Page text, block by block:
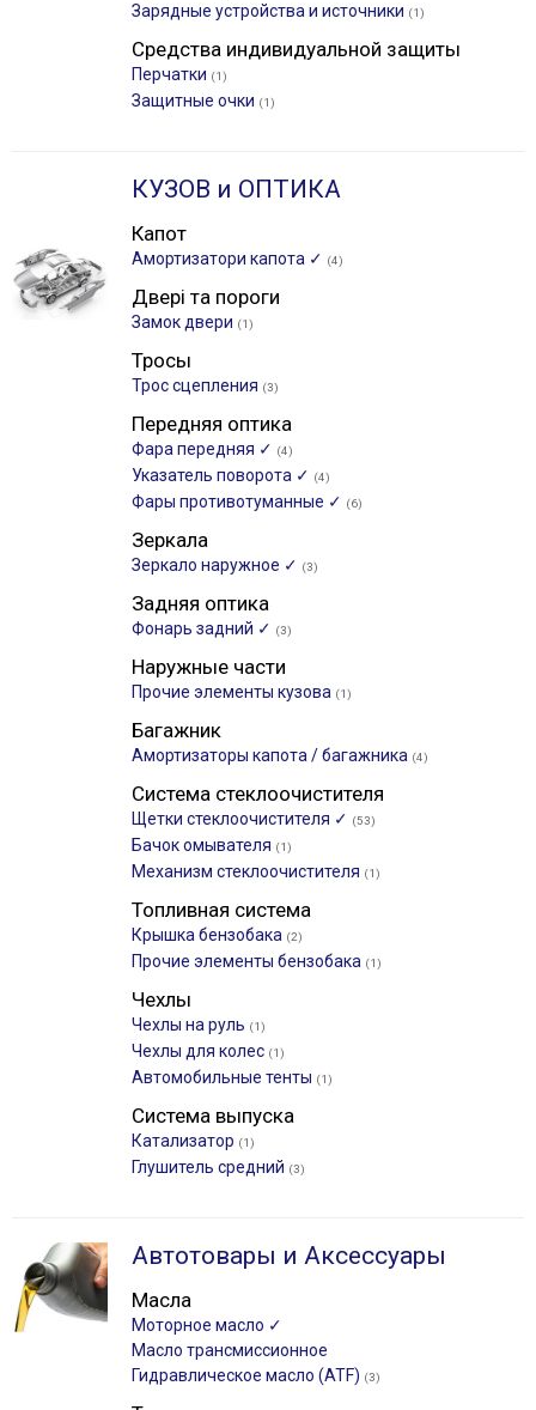
Зарядные устройства и источники (1)
Средства индивидуальной защиты
Перчатки (1)
Защитные очки (1)
КУЗОВ и ОПТИКА
Капот
Амортизатори капота ✓ (4)
Двері та пороги
Замок двери (1)
Тросы
Трос сцепления (3)
Передняя оптика
Фара передняя ✓ (4)
Указатель поворота ✓ (4)
Фары противотуманные ✓ (6)
Зеркала
Зеркало наружное ✓ (3)
Задняя оптика
Фонарь задний ✓ (3)
Наружные части
Прочие элементы кузова (1)
Багажник
Амортизаторы капота / багажника (4)
Система стеклоочистителя
Щетки стеклоочистителя ✓ (53)
Бачок омывателя (1)
Механизм стеклоочистителя (1)
Топливная система
Крышка бензобака (2)
Прочие элементы бензобака (1)
Чехлы
Чехлы на руль (1)
Чехлы для колес (1)
Автомобильные тенты (1)
Система выпуска
Катализатор (1)
Глушитель средний (3)
Автотовары и Аксессуары
Масла
Моторное масло ✓
Масло трансмиссионное
Гидравлическое масло (ATF) (3)